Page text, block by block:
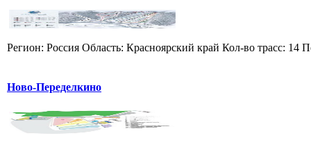
Регион: Россия Область: Красноярский край Кол-во трасс:
Ново-Переделкино